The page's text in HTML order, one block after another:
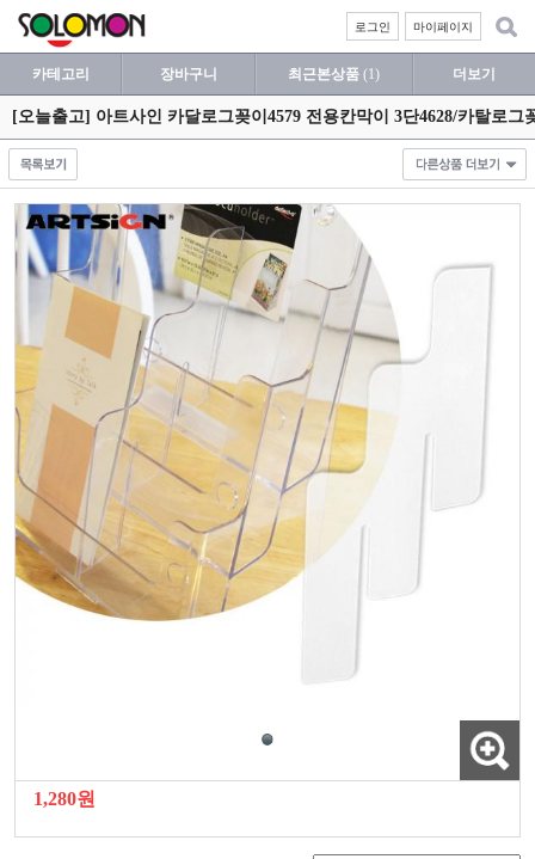
마이페이지
로그인
카테고리 장바구니 최근본상품 (1) 더보기
[오늘출고] 아트사인 카달로그꽂이4579 전용칸막이 3단4628/카탈로
1,280원